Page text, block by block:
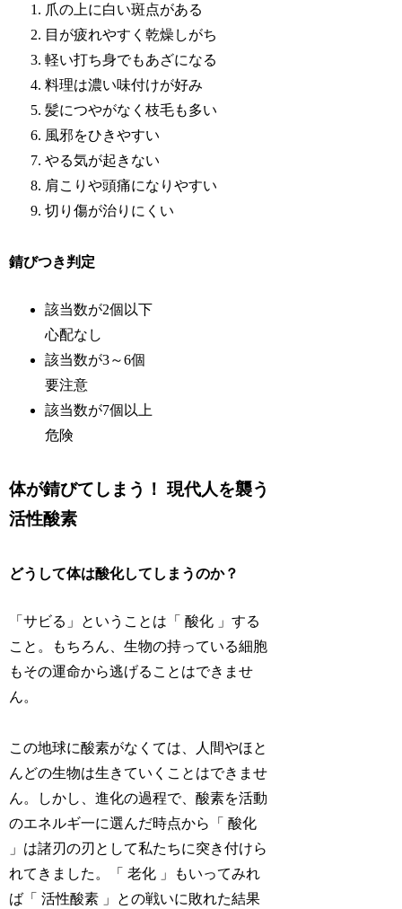
爪の上に白い斑点がある
目が疲れやすく乾燥しがち
軽い打ち身でもあざになる
料理は濃い味付けが好み
髪につやがなく枝毛も多い
風邪をひきやすい
やる気が起きない
肩こりや頭痛になりやすい
切り傷が治りにくい
錆びつき判定
該当数が2個以下
心配なし
該当数が3～6個
要注意
該当数が7個以上
危険
体が錆びてしまう！ 現代人を襲う
活性酸素
どうして体は酸化してしまうのか？
「サビる」ということは「 酸化 」する
こと。もちろん、生物の持っている細胞
もその運命から逃げることはできませ
ん。
この地球に酸素がなくては、人間やほと
んどの生物は生きていくことはできませ
ん。しかし、進化の過程で、酸素を活動
のエネルギ一に選んだ時点から「 酸化
」は諸刃の刃として私たちに突き付けら
れてきました。「 老化 」もいってみれ
ば「 活性酸素 」との戦いに敗れた結果